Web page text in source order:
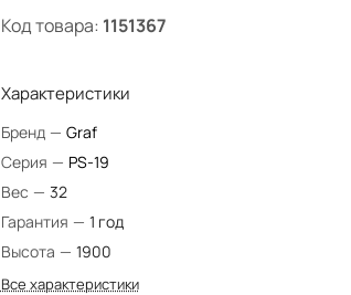
Код товара: 1151367
Характеристики
Бренд — Graf
Серия — PS-19
Вес — 32
Гарантия — 1 год
Высота — 1900
Все характеристики